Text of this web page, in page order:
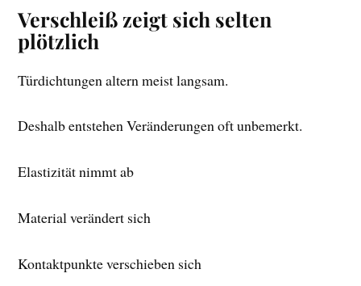
Verschleiß zeigt sich selten
plötzlich
Türdichtungen altern meist langsam.
Deshalb entstehen Veränderungen oft unbemerkt.
Elastizität nimmt ab
Material verändert sich
Kontaktpunkte verschieben sich